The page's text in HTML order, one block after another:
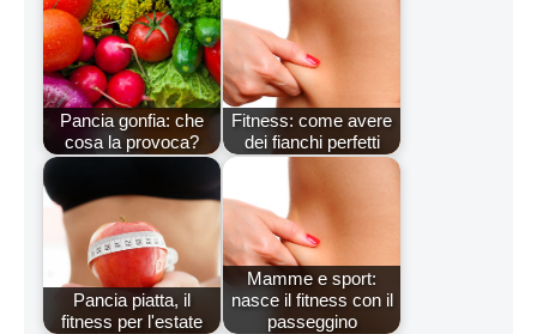
Pancia gonfia: che
cosa la provoca?
Fitness: come avere
dei fianchi perfetti
Pancia piatta, il
fitness per l'estate
Mamme e sport:
nasce il fitness con il
passeggino